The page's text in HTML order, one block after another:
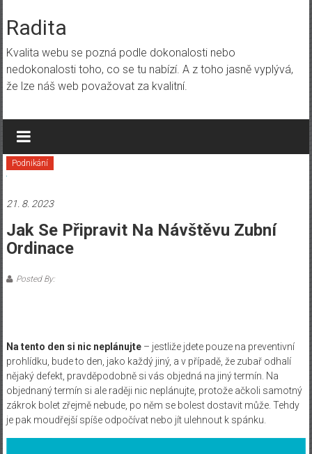
to
content
Radita
Kvalita webu se pozná podle dokonalosti nebo
nedokonalosti toho, co se tu nabízí. A z toho jasně vyplývá,
že lze náš web považovat za kvalitní.
Podnikání
21. 8. 2023
Jak Se Připravit Na Návštěvu Zubní
Ordinace
Posted By:
Na tento den si nic neplánujte– jestliže jdete pouze na preventivní
prohlídku, bude to den, jako každý jiný, a v případě, že zubař odhalí
nějaký defekt, pravděpodobně si vás objedná na jiný termín. Na
objednaný termín si ale raději nic neplánujte, protože ačkoli samotný
zákrok bolet zřejmě nebude, po něm se bolest dostavit může. Tehdy
je pak moudřejší spíše odpočívat nebo jít ulehnout k spánku.